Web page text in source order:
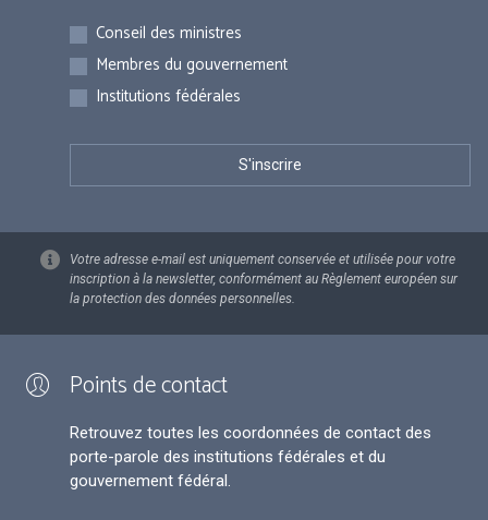
Inscriptions
Conseil des ministres
Membres du gouvernement
Institutions fédérales
Votre adresse e-mail est uniquement conservée et utilisée pour votre
inscription à la newsletter, conformément au Règlement européen sur
la protection des données personnelles.
Points de contact
Retrouvez toutes les coordonnées de contact des
porte-parole des institutions fédérales et du
gouvernement fédéral.